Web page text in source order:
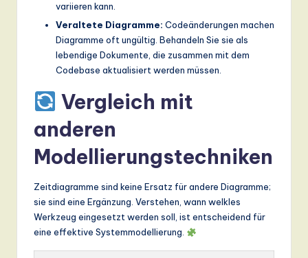
variieren kann.
Veraltete Diagramme: Codeänderungen machen
Diagramme oft ungültig. Behandeln Sie sie als
lebendige Dokumente, die zusammen mit dem
Codebase aktualisiert werden müssen.
Vergleich mit
anderen
Modellierungstechniken
Zeitdiagramme sind keine Ersatz für andere Diagramme;
sie sind eine Ergänzung. Verstehen, wann welkles
Werkzeug eingesetzt werden soll, ist entscheidend für
eine effektive Systemmodellierung.